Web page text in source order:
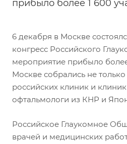
прибыло более 1 600
6 декабря в Москве
конгресс Российского
мероприятие прибыло
Москве собрались не
российских клиник и
офтальмологи из КНР и
Российское Глаукомное
врачей и медицинских